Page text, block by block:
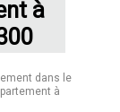
à
dans le
à